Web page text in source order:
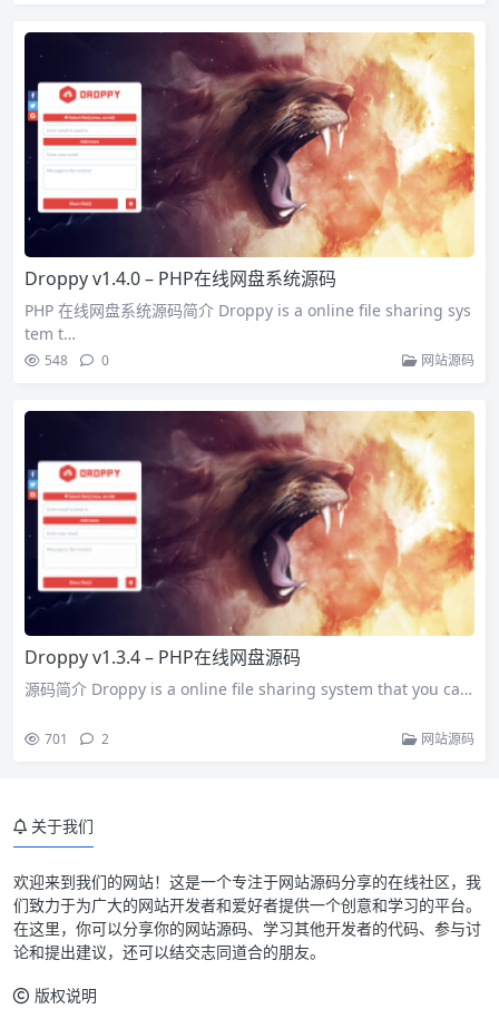
Droppy v1.4.0 – PHP在线网盘系统源码
PHP 在线网盘系统源码简介 Droppy is a online file sharing sys
tem t…
548 0 网站源码
Droppy v1.3.4 – PHP在线网盘源码
源码简介 Droppy is a online file sharing system that you ca…
701 2 网站源码
关于我们
欢迎来到我们的网站！这是一个专注于网站源码分享的在线社区，我
们致力于为广大的网站开发者和爱好者提供一个创意和学习的平台。
在这里，你可以分享你的网站源码、学习其他开发者的代码、参与讨
论和提出建议，还可以结交志同道合的朋友。
版权说明